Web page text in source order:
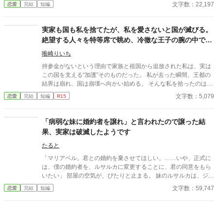
送っていた。 だがリッドはユリアナを休ませることなく働かせ、
つ上級魔物が、王国北部に襲来する。 ユリアナは全力を尽くした
ものの、多くの犠牲を出してしまった。 ユリアナはその責任を押
し付けられ、大聖女の称号を剥奪される。リッドからの婚約破棄
に加え、王都からの追放を命じられた。 それから一年。ユリアナ
はユーリと名を改め、顔を隠し、新たな職に就いていた。
恋愛 完結 短編 文字数：22,197
実家も国も私を捨てたが、私を愛さないと国が滅びる。
絶望する人々を特等席で眺め、冷徹な王子の腕の中で思
考停止する。
唯崎りいち
持参金がないという理由で家族と祖国から追放された私は、実は
この国を支える“加護”そのものだった。 私が去った瞬間、王都の
結界は崩れ、国は崩壊へ向かい始める。 そんな私を拾ったのは、
冷徹と噂される隣国の王子。 「やっと見つけた。お前は俺のもの
だ」 捨てられたはずの私は、気づけば滅びゆく祖国を背に、彼の
恋愛 完結 短編 R15 文字数：5,079
「病弱な妹に婚約者を譲れ」と言われたので譲った結
果、実家は破滅したようです
たると
「マリアベル。君との婚約を棄させてほしい。……いや、正式に
は、僕の婚約者を、ルサルカに変更することに、君の同意をもら
いたい」 部屋の空気が、ぴたりと止まる。 妹のルサルカは、ジュ
リアンの肩に顔を寄せ、可憐に震えてみせた。 「お姉様、ごめん
なさい……。でも、私、ジュリアン様なしでは生きていけない
恋愛 完結 短編 文字数：59,747